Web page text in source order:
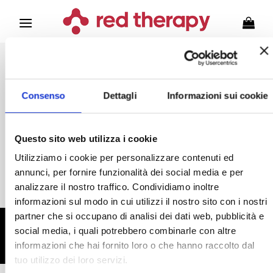
Consenso Dettagli Informazioni sui cookie
Questo sito web utilizza i cookie
Utilizziamo i cookie per personalizzare contenuti ed
annunci, per fornire funzionalità dei social media e per
analizzare il nostro traffico. Condividiamo inoltre
informazioni sul modo in cui utilizzi il nostro sito con i nostri
partner che si occupano di analisi dei dati web, pubblicità e
social media, i quali potrebbero combinarle con altre
informazioni che hai fornito loro o che hanno raccolto dal
tuo utilizzo dei loro servizi.
Il tuo carrello è vuoto.
SERVIZIO ASSISTENZA CLIENTI
RED THERAPY